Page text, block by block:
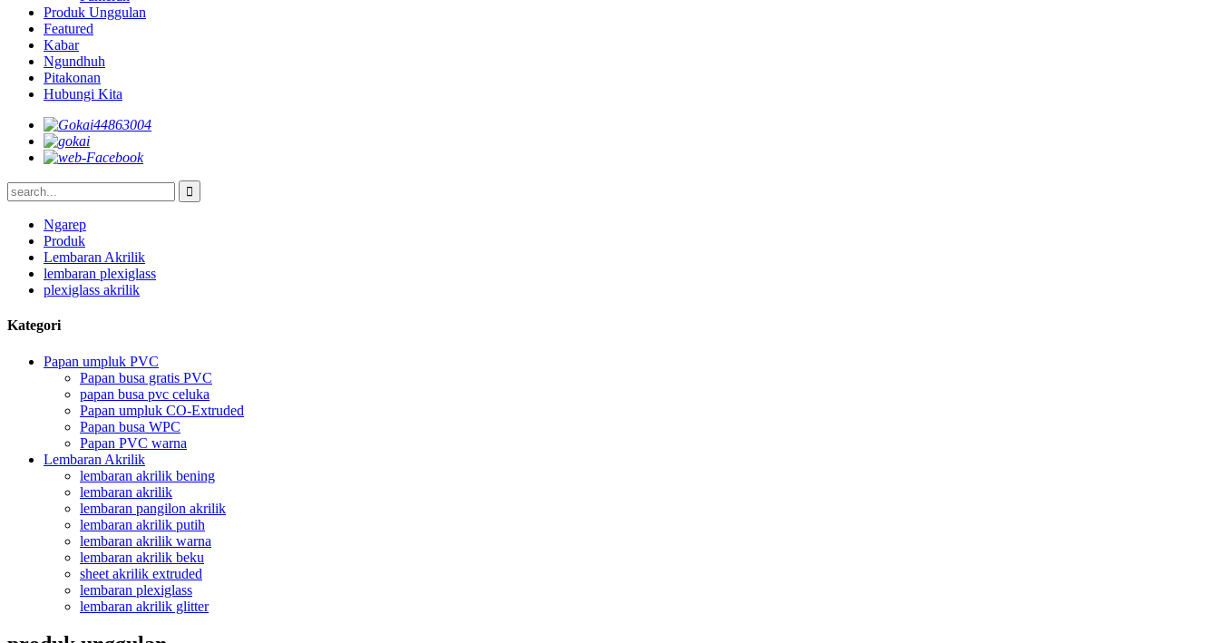
Produk Unggulan
Featured
Kabar
Ngundhuh
Pitakonan
Hubungi Kita
Ngarep
Produk
Lembaran Akrilik
lembaran plexiglass
plexiglass akrilik
Kategori
Papan umpluk PVC
Papan busa gratis PVC
papan busa pvc celuka
Papan umpluk CO-Extruded
Papan busa WPC
Papan PVC warna
Lembaran Akrilik
lembaran akrilik bening
lembaran akrilik
lembaran pangilon akrilik
lembaran akrilik putih
lembaran akrilik warna
lembaran akrilik beku
sheet akrilik extruded
lembaran plexiglass
lembaran akrilik glitter